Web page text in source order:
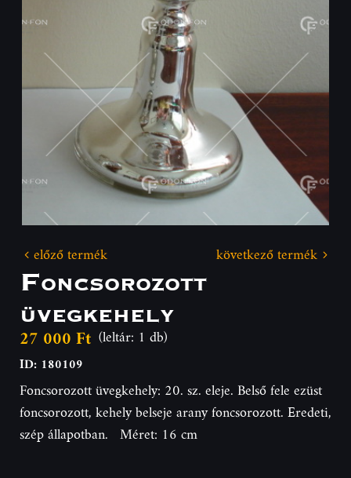
előző termék következő termék
Foncsorozott
üvegkehely
27 000 Ft (leltár: 1 db)
ID: 180109
Foncsorozott üvegkehely: 20. sz. eleje. Belső fele ezüst
foncsorozott, kehely belseje arany foncsorozott. Eredeti,
szép állapotban. Méret: 16 cm